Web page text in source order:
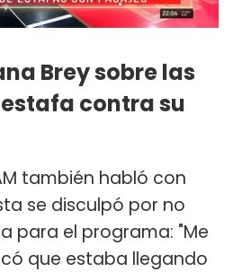
Brey sobre las
contra su
también habló con
se disculpó por no
para el programa: "Me
que estaba llegando